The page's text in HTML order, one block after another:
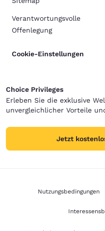
Verantwortungsvolle
Offenlegung
Cookie-Einstellungen
Choice Privileges
Erleben Sie die exklusive
unvergleichlicher Vorteile
Jetzt
Nutzungsbedingungen